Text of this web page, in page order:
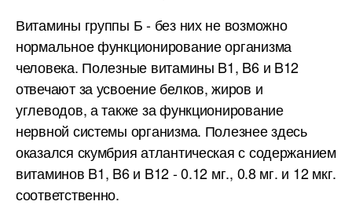
Витамины группы Б - без них не возможно
нормальное функционирование организма
человека. Полезные витамины B1, B6 и B12
отвечают за усвоение белков, жиров и
углеводов, а также за функционирование
нервной системы организма. Полезнее здесь
оказался скумбрия атлантическая с содержанием
витаминов B1, B6 и B12 - 0.12 мг., 0.8 мг. и 12 мкг.
соответственно.